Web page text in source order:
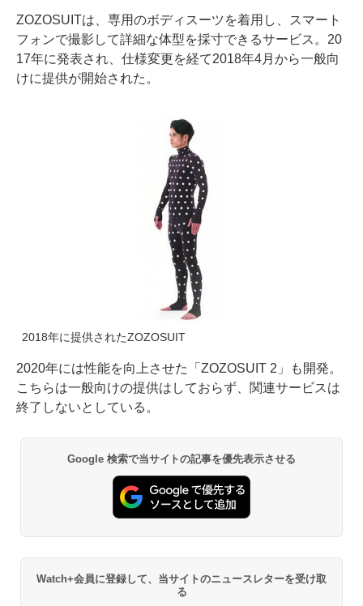
ZOZOSUITは、専用のボディスーツを着用し、スマート
フォンで撮影して詳細な体型を採寸できるサービス。20
17年に発表され、仕様変更を経て2018年4月から一般向
けに提供が開始された。
2018年に提供されたZOZOSUIT
2020年には性能を向上させた「ZOZOSUIT 2」も開発。
こちらは一般向けの提供はしておらず、関連サービスは
終了しないとしている。
Google 検索で当サイトの記事を優先表示させる
Watch+会員に登録して、当サイトのニュースレターを受け取
る